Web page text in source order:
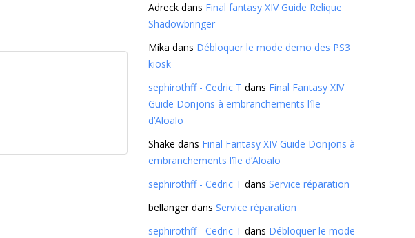
Adreck dans Final fantasy XIV Guide Relique
Shadowbringer
Mika dans Débloquer le mode demo des PS3
kiosk
sephirothff - Cedric T dans Final Fantasy XIV
Guide Donjons à embranchements l’île
d’Aloalo
Shake dans Final Fantasy XIV Guide Donjons à
embranchements l’île d’Aloalo
sephirothff - Cedric T dans Service réparation
bellangerdans Service réparation
sephirothff - Cedric T dans Débloquer le mode